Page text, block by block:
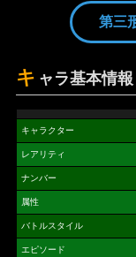
第三
キ ャラ基本情報
キャラクター
レアリティ
ナンバー
属性
バトルスタイル
エピソード